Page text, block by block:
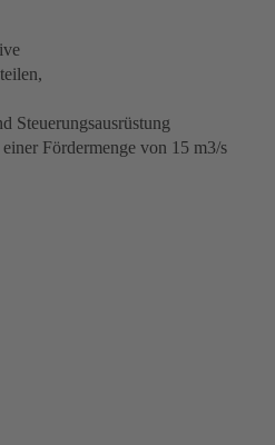
Steuerungsausrüstung
Fördermenge von 15 m3/s